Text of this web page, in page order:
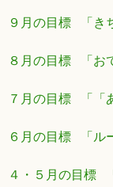
９月の目標 「き
８月の目標 「お
７月の目標 「「
６月の目標 「ル
４・５月の目標